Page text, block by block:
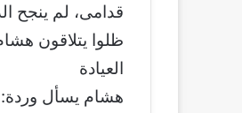
قدامى، لم ينجح
ظلوا يتلاقون
العيادة
هشام يسأل